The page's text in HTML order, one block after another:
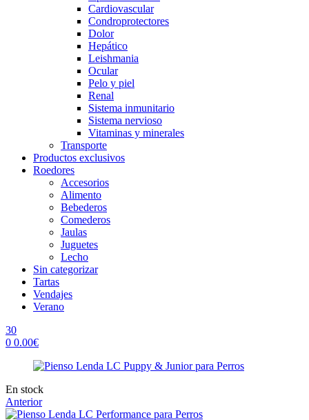
Cardiovascular
Condroprotectores
Dolor
Hepático
Leishmania
Ocular
Pelo y piel
Renal
Sistema inmunitario
Sistema nervioso
Vitaminas y minerales
Transporte
Productos exclusivos
Roedores
Accesorios
Alimento
Bebederos
Comederos
Jaulas
Juguetes
Lecho
Sin categorizar
Tartas
Vendajes
Verano
30
0 0.00€
Availability:
En stock
Anterior